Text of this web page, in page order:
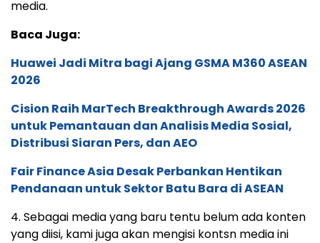
media.
Baca Juga:
Huawei Jadi Mitra bagi Ajang GSMA M360 ASEAN
2026
Cision Raih MarTech Breakthrough Awards 2026
untuk Pemantauan dan Analisis Media Sosial,
Distribusi Siaran Pers, dan AEO
Fair Finance Asia Desak Perbankan Hentikan
Pendanaan untuk Sektor Batu Bara di ASEAN
4. Sebagai media yang baru tentu belum ada konten
yang diisi, kami juga akan mengisi kontsn media ini